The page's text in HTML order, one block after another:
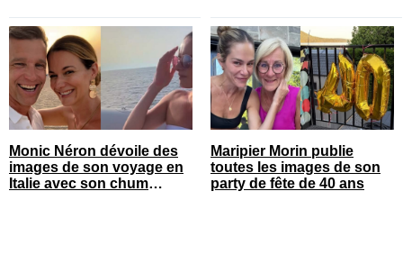
Monic Néron dévoile des
images de son voyage en
Italie avec son chum
Maripier Morin publie
toutes les images de son
party de fête de 40 ans